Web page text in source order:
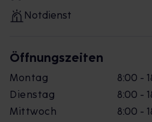
Notdienst
Öffnungszeiten
Montag
8:00 -
Dienstag
8:00 -
Mittwoch
8:00 -